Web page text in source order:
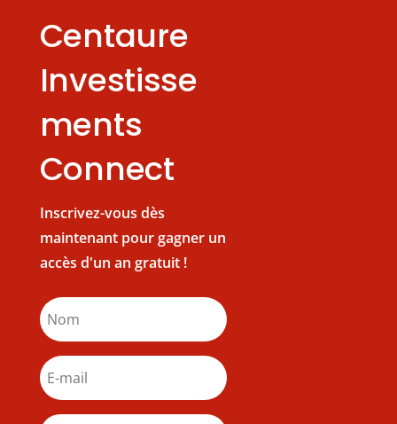
Centaure
Investisse
ments
Connect
Inscrivez-vous dès
maintenant pour gagner un
accès d'un an gratuit !